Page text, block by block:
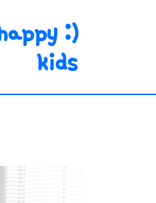
:)
kids